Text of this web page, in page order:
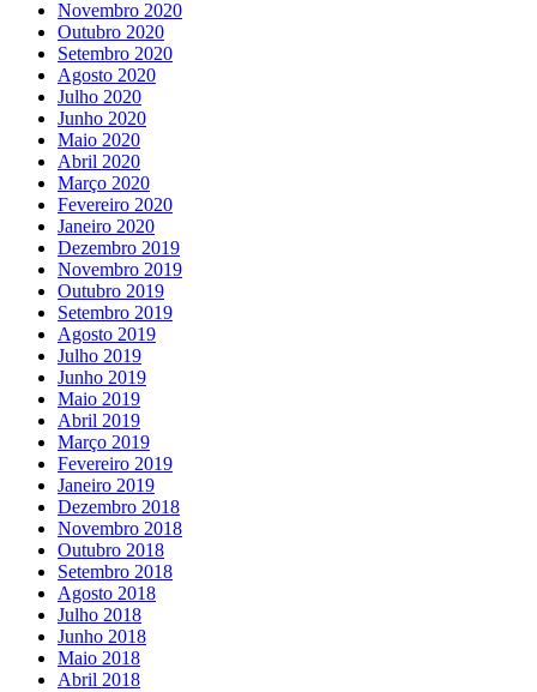
Novembro 2020
Outubro 2020
Setembro 2020
Agosto 2020
Julho 2020
Junho 2020
Maio 2020
Abril 2020
Março 2020
Fevereiro 2020
Janeiro 2020
Dezembro 2019
Novembro 2019
Outubro 2019
Setembro 2019
Agosto 2019
Julho 2019
Junho 2019
Maio 2019
Abril 2019
Março 2019
Fevereiro 2019
Janeiro 2019
Dezembro 2018
Novembro 2018
Outubro 2018
Setembro 2018
Agosto 2018
Julho 2018
Junho 2018
Maio 2018
Abril 2018